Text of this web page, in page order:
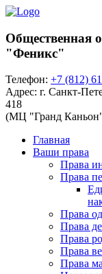
Общественная
"Феникс"
Телефон: +7 (812)
Адрес: г. Санкт-
418
(МЦ "Гранд
Главная
Ваши права
Права
Права
Права
Права
Права
Права
Права